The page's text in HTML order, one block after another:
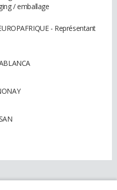
/ emballage
- Représentant